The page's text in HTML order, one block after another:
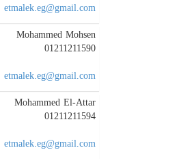
etmalek.eg@gmail.com
Mohammed Mohsen
01211211590
etmalek.eg@gmail.com
Mohammed El-Attar
01211211594
etmalek.eg@gmail.com